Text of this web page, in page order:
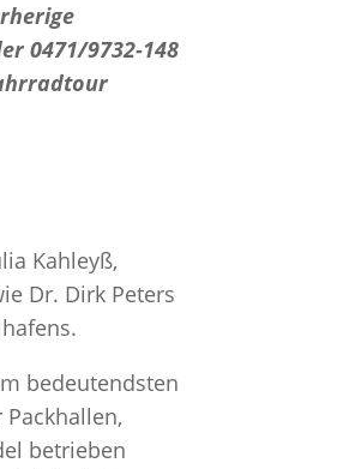
0471/9732-148
Kahleyß,
Dr. Dirk Peters
bedeutendsten
betrieben